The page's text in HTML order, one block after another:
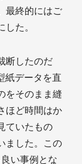
最終的にはご
た。
断したのだ
紙データを直
をそのまま縫
ほど時間はか
ていたもの
ました。この
い事例とな